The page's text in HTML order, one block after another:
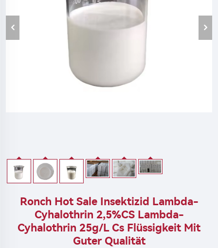
Ronch Hot Sale Insektizid Lambda-
Cyhalothrin 2,5%CS Lambda-
Cyhalothrin 25g/l Cs Flüssigkeit Mit
Guter Qualität